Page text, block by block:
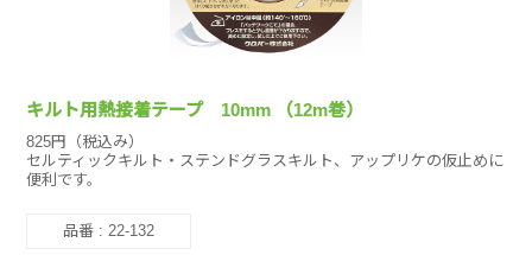
キルト用熱接着テープ 10mm （12m巻）
825円（税込み）
セルティックキルト・ステンドグラスキルト、アップリケの仮止めに
便利です。
品番 : 22-132